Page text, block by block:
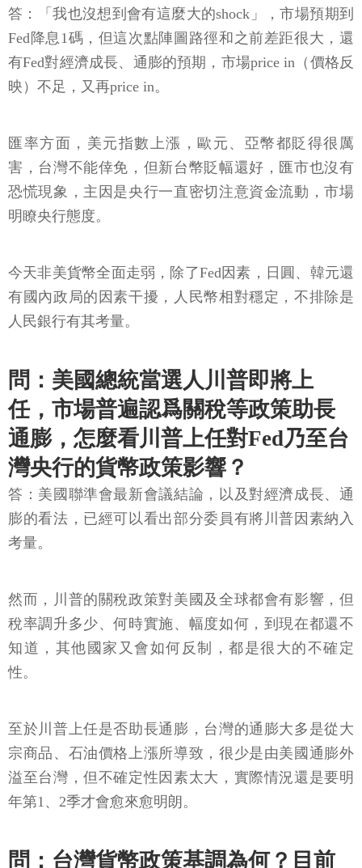
答：「我也沒想到會有這麼大的shock」，市場預期到
Fed降息1碼，但這次點陣圖路徑和之前差距很大，還
有Fed對經濟成長、通膨的預期，市場price in（價格反
映）不足，又再price in。
匯率方面，美元指數上漲，歐元、亞幣都貶得很厲
害，台灣不能倖免，但新台幣貶幅還好，匯市也沒有
恐慌現象，主因是央行一直密切注意資金流動，市場
明瞭央行態度。
今天非美貨幣全面走弱，除了Fed因素，日圓、韓元還
有國內政局的因素干擾，人民幣相對穩定，不排除是
人民銀行有其考量。
問：美國總統當選人川普即將上
任，市場普遍認爲關稅等政策助長
通膨，怎麼看川普上任對Fed乃至台
灣央行的貨幣政策影響？
答：美國聯準會最新會議結論，以及對經濟成長、通
膨的看法，已經可以看出部分委員有將川普因素納入
考量。
然而，川普的關稅政策對美國及全球都會有影響，但
稅率調升多少、何時實施、幅度如何，到現在都還不
知道，其他國家又會如何反制，都是很大的不確定
性。
至於川普上任是否助長通膨，台灣的通膨大多是從大
宗商品、石油價格上漲所導致，很少是由美國通膨外
溢至台灣，但不確定性因素太大，實際情況還是要明
年第1、2季才會愈來愈明朗。
問：台灣貨幣政策基調為何？目前